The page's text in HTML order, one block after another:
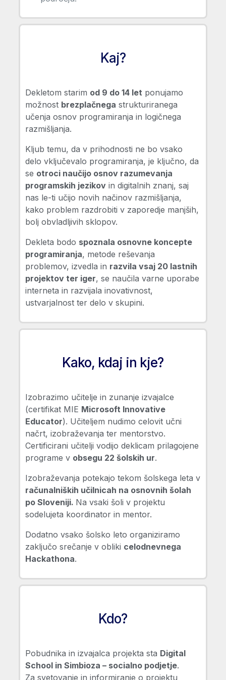
Kaj?
Dekletom starim od 9 do 14 let ponujamo
možnost brezplačnega strukturiranega
učenja osnov programiranja in logičnega
razmišljanja.
Kljub temu, da v prihodnosti ne bo vsako
delo vključevalo programiranja, je ključno, da
se otroci naučijo osnov razumevanja
programskih jezikovin digitalnih znanj, saj
nas le-ti učijo novih načinov razmišljanja,
kako problem razdrobiti v zaporedje manjših,
bolj obvladljivih sklopov.
Dekleta bodo spoznala osnovne koncepte
programiranja, metode reševanja
problemov, izvedla in razvila vsaj 20 lastnih
projektov ter iger, se naučila varne uporabe
interneta in razvijala inovativnost,
ustvarjalnost ter delo v skupini.
Kako, kdaj in kje?
Izobrazimo učitelje in zunanje izvajalce
(certifikat MIE Microsoft Innovative
Educator). Učiteljem nudimo celovit učni
načrt, izobraževanja ter mentorstvo.
Certificirani učitelji vodijo deklicam prilagojene
programe v obsegu 22 šolskih ur.
Izobraževanja potekajo tekom šolskega leta v
računalniških učilnicah na osnovnih šolah
po Sloveniji. Na vsaki šoli v projektu
sodelujeta koordinator in mentor.
Dodatno vsako šolsko leto organiziramo
zaključo srečanje v obliki celodnevnega
Hackathona.
Kdo?
Pobudnika in izvajalca projekta sta Digital
School in Simbioza – socialno podjetje.
Za svetovanje in informiranje o projektu